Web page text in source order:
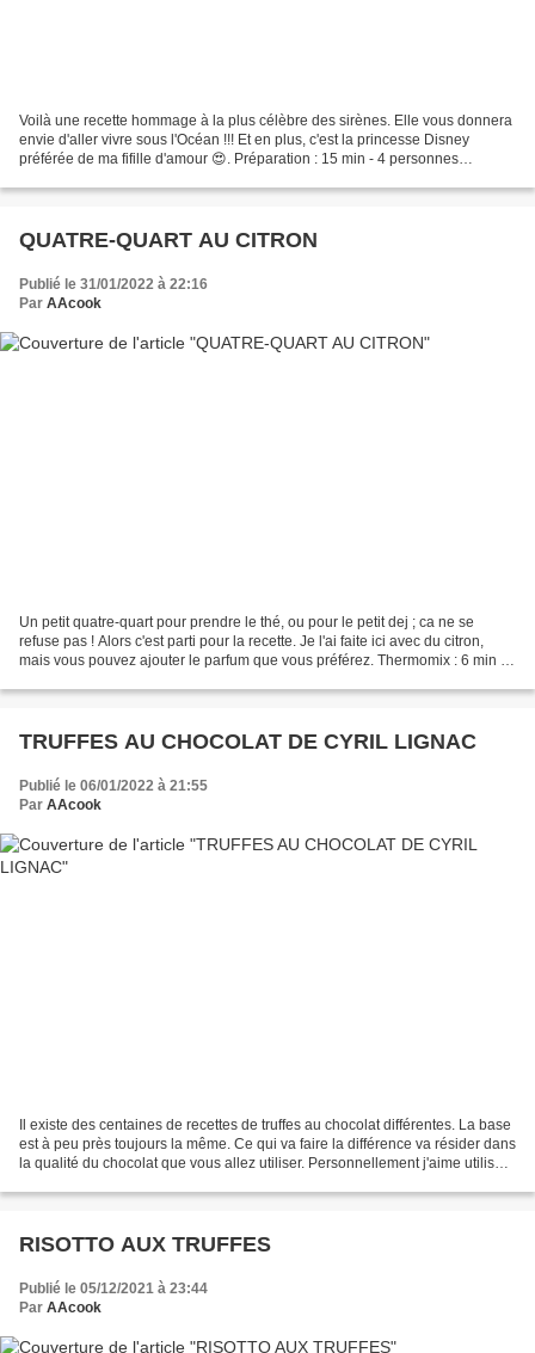
Voilà une recette hommage à la plus célèbre des sirènes. Elle vous donnera
envie d'aller vivre sous l'Océan !!! Et en plus, c'est la princesse Disney
préférée de ma fifille d'amour 😍. Préparation : 15 min - 4 personnes
QUATRE-QUART AU CITRON
Publié le 31/01/2022 à 22:16
Par AAcook
Un petit quatre-quart pour prendre le thé, ou pour le petit dej ; ca ne se
refuse pas ! Alors c'est parti pour la recette. Je l'ai faite ici avec du citron,
mais vous pouvez ajouter le parfum que vous préférez. Thermomix : 6 min -
TRUFFES AU CHOCOLAT DE CYRIL LIGNAC
Publié le 06/01/2022 à 21:55
Par AAcook
Il existe des centaines de recettes de truffes au chocolat différentes. La base
est à peu près toujours la même. Ce qui va faire la différence va résider dans
la qualité du chocolat que vous allez utiliser. Personnellement j'aime utiliser
RISOTTO AUX TRUFFES
Publié le 05/12/2021 à 23:44
Par AAcook